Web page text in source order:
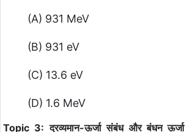
(A) 931 MeV
(B) 931 eV
(C) 13.6 eV
(D) 1.6 MeV
Topic 3: द्रव्यमान-ऊर्जा संबंध और बंधन